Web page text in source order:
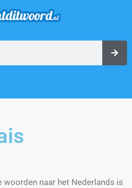
woorden naar het Nederlands is